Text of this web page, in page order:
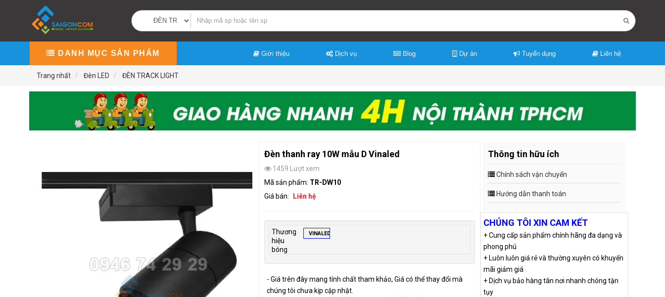
DANH MỤC SẢN PHẨM Giới thiệu Dịch vụ Blog Dự án Tuyển dụng Liên hệ
Trang nhất Đèn LED ĐÈN TRACK LIGHT
Đèn thanh ray 10W mẫu D Vinaled
1459 Lượt xem
Mã sản phẩm: TR-DW10
Giá bán:
Liên hệ
Thương
hiệu
bóng
VINALED
- Giá trên đây mang tính chất tham khảo, Giá có thể thay đổi mà
chúng tôi chưa kịp cập nhật.
Thông tin hữu ích
Chính sách vận chuyển
Hướng dẫn thanh toán
CHÚNG TÔI XIN CAM KẾT
+ Cung cấp sản phẩm chính hãng đa dạng và
phong phú
+ Luôn luôn giá rẻ và thường xuyên có khuyến
mãi giảm giá
+ Dịch vụ bảo hàng tân nơi nhanh chóng tận
tụy